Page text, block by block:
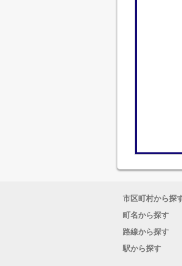
市区町村から探
町名から探す
路線から探す
駅から探す